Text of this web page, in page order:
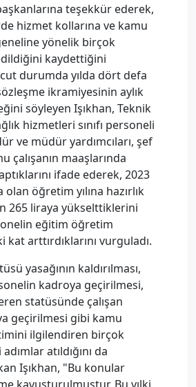
teşekkür ederek,
hizmet kollarına ve kamu
yönelik birçok
kaydettiğini
durumda yılda dört defa
ikramiyesinin aylık
söyleyen Işıkhan, Teknik
hizmetleri sınıfı personeli
ve müdür yardımcıları, şef
çalışanın maaşlarında
ifade ederek, 2023
olan öğretim yılına hazırlık
265 liraya yükselttiklerini
eğitim öğretim
arttırdıklarını vurguladı.
yasağının kaldırılması,
kadroya geçirilmesi,
statüsünde çalışan
geçirilmesi gibi kamu
ilgilendiren birçok
atıldığını da
Işıkhan, "Bu konular